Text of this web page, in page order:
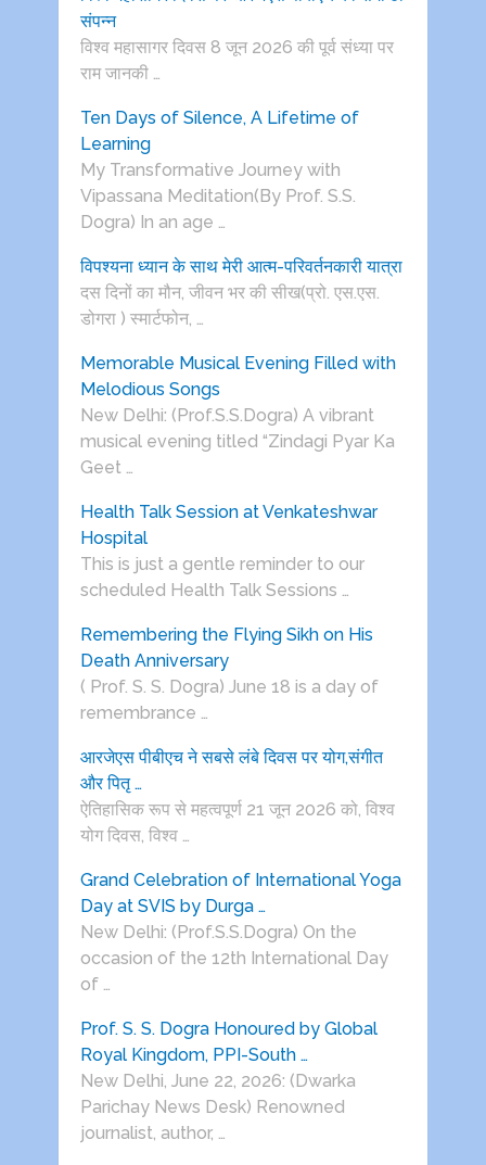
संपन्न
विश्व महासागर दिवस 8 जून 2026 की पूर्व संध्या पर
राम जानकी …
Ten Days of Silence, A Lifetime of
Learning
My Transformative Journey with
Vipassana Meditation(By Prof. S.S.
Dogra) In an age …
विपश्यना ध्यान के साथ मेरी आत्म-परिवर्तनकारी यात्रा
दस दिनों का मौन, जीवन भर की सीख(प्रो. एस.एस.
डोगरा ) स्मार्टफोन, …
Memorable Musical Evening Filled with
Melodious Songs
New Delhi: (Prof.S.S.Dogra) A vibrant
musical evening titled “Zindagi Pyar Ka
Geet …
Health Talk Session at Venkateshwar
Hospital
This is just a gentle reminder to our
scheduled Health Talk Sessions …
Remembering the Flying Sikh on His
Death Anniversary
( Prof. S. S. Dogra) June 18 is a day of
remembrance …
आरजेएस पीबीएच ने सबसे लंबे दिवस पर योग,संगीत
और पितृ …
ऐतिहासिक रूप से महत्वपूर्ण 21 जून 2026 को, विश्व
योग दिवस, विश्व …
Grand Celebration of International Yoga
Day at SVIS by Durga …
New Delhi: (Prof.S.S.Dogra) On the
occasion of the 12th International Day
of …
Prof. S. S. Dogra Honoured by Global
Royal Kingdom, PPI-South …
New Delhi, June 22, 2026: (Dwarka
Parichay News Desk) Renowned
journalist, author, …